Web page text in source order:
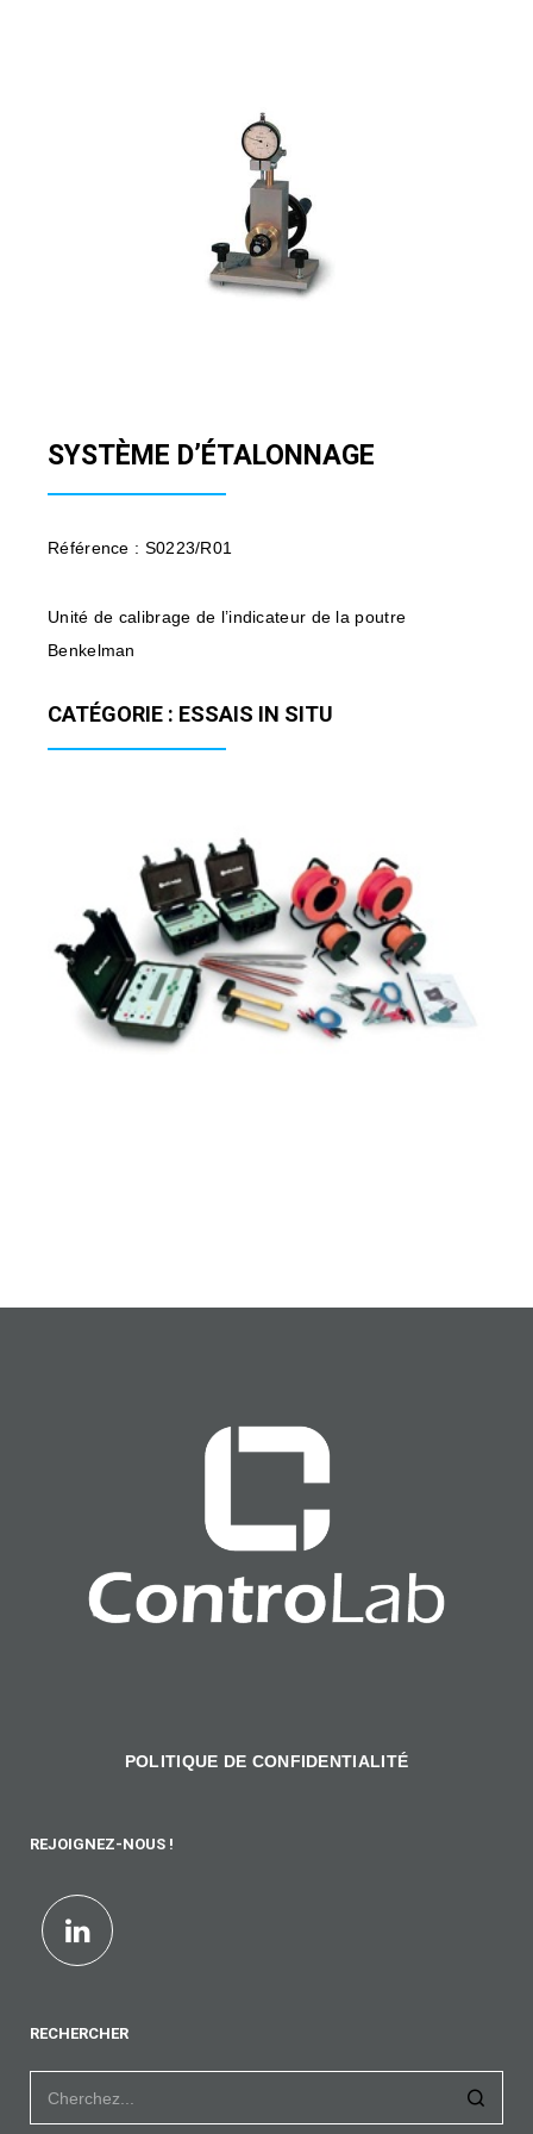
SYSTÈME D’ÉTALONNAGE
Référence : S0223/R01
Unité de calibrage de l’indicateur de la poutre
Benkelman
CATÉGORIE : ESSAIS IN SITU
POLITIQUE DE CONFIDENTIALITÉ
REJOIGNEZ-NOUS !
RECHERCHER